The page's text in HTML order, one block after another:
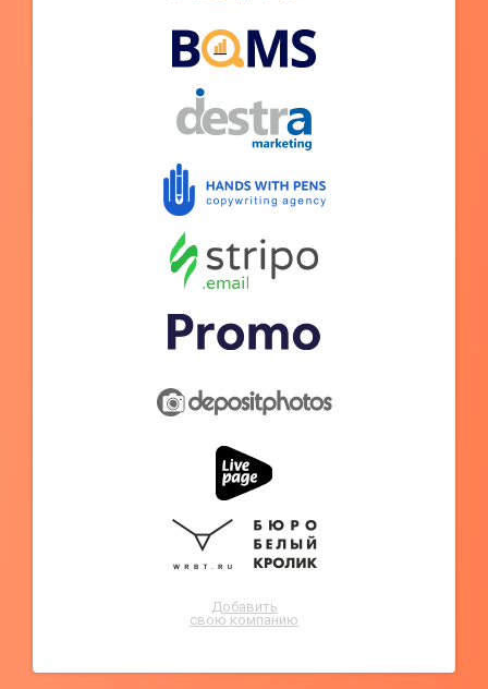
Добавить
свою компанию